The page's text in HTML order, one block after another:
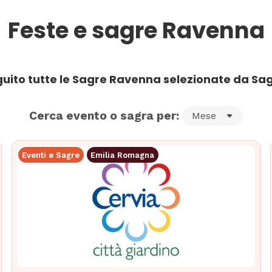
Feste e sagre Ravenna
tutte le Sagre Ravenna selezionate da
Cerca evento o sagra per: Mese
Eventi e Sagre Emilia Romagna